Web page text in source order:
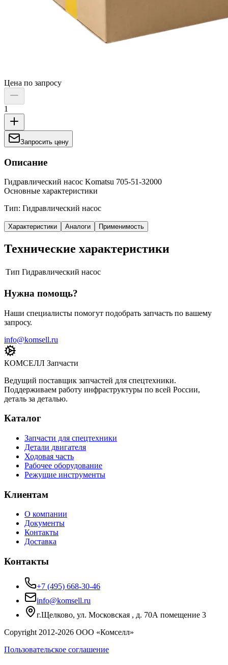
Цена по запросу
1
Запросить цену
Описание
Гидравлический насос Komatsu 705-51-32000
Основные характеристики
Тип: Гидравлический насос
Характеристики Аналоги Применимость
Технические характеристики
Тип Гидравлический насос
Нужна помощь?
Наши специалисты помогут подобрать запчасть по вашему
запросу.
info@komsell.ru
КОМСЕЛЛ Запчасти
Ведущий поставщик запчастей для спецтехники.
Поддерживаем работу инфраструктуры по всей России,
деталь за деталью.
Каталог
Запчасти для спецтехники
Детали двигателя
Ходовая часть
Рабочее оборудование
Режущие инструменты
Клиентам
О компании
Документы
Контакты
Доставка
Контакты
+7 (495) 668-30-46
info@komsell.ru
г.Щелково, ул. Московская , д. 70А помещение 3
Copyright 2012-2026 ООО «Комселл»
Пользовательское соглашение